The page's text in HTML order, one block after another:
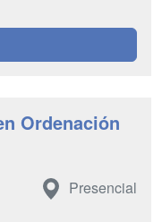
Ordenación
Presencial